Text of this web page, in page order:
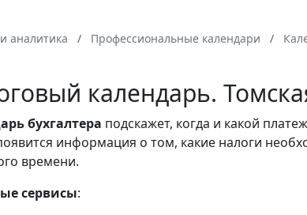
аналитика Профессиональные календари
календарь.
бухгалтера подскажет, когда и какой
информация о том, какие налоги
времени.
сервисы: